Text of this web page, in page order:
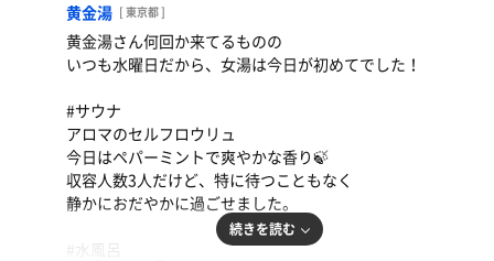
黄金湯 [ 東京都 ]
黄金湯さん何回か来てるものの
いつも水曜日だから、女湯は今日が初めてでした！
#サウナ
アロマのセルフロウリュ
今日はペパーミントで爽やかな香り🍃
収容人数3人だけど、特に待つこともなく
静かにおだやかに過ごせました。
#水風呂
続きを読む